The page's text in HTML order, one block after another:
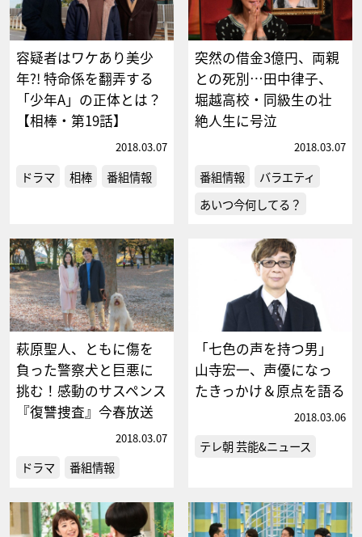
容疑者はワケあり美少
年?! 特命係を翻弄する
「少年A」の正体とは？
【相棒・第19話】
2018.03.07
ドラマ 相棒 番組情報
突然の借金3億円、両親
との死別…田中律子、
堀越高校・同級生の壮
絶人生に号泣
2018.03.07
番組情報
バラエティ
あいつ今何してる？
萩原聖人、ともに傷を
負った警察犬と巨悪に
挑む！感動のサスペンス
『復讐捜査』今春放送
2018.03.07
ドラマ 番組情報
「七色の声を持つ男」
山寺宏一、声優になっ
たきっかけ＆原点を語る
2018.03.06
テレ朝 芸能&ニュース